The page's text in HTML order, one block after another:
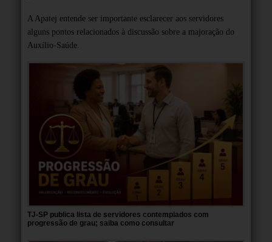
A Apatej entende ser importante esclarecer aos servidores
alguns pontos relacionados à discussão sobre a majoração do
Auxílio-Saúde.
TJ-SP publica lista de servidores contemplados com
progressão de grau; saiba como consultar